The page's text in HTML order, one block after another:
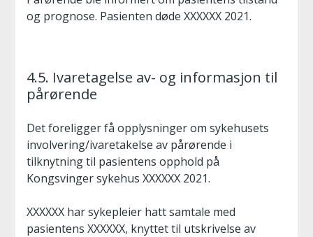
og prognose. Pasienten døde XXXXXX 2021.
4.5. Ivaretagelse av- og informasjon til
pårørende
Det foreligger få opplysninger om sykehusets
involvering/ivaretakelse av pårørende i
tilknytning til pasientens opphold på
Kongsvinger sykehus XXXXXX 2021.
XXXXXX har sykepleier hatt samtale med
pasientens XXXXXX, knyttet til utskrivelse av